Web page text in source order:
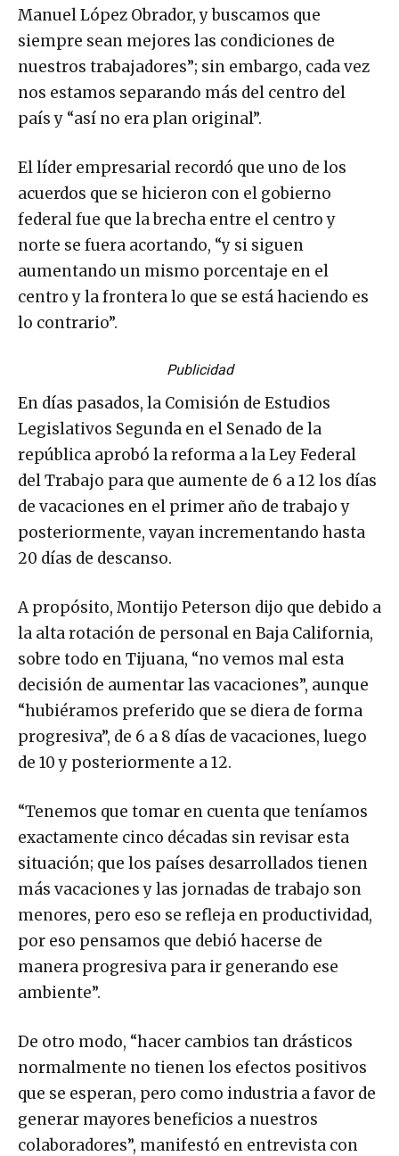
Manuel López Obrador, y buscamos que
siempre sean mejores las condiciones de
nuestros trabajadores”; sin embargo, cada vez
nos estamos separando más del centro del
país y “así no era plan original”.
El líder empresarial recordó que uno de los
acuerdos que se hicieron con el gobierno
federal fue que la brecha entre el centro y
norte se fuera acortando, “y si siguen
aumentando un mismo porcentaje en el
centro y la frontera lo que se está haciendo es
lo contrario”.
Publicidad
En días pasados, la Comisión de Estudios
Legislativos Segunda en el Senado de la
república aprobó la reforma a la Ley Federal
del Trabajo para que aumente de 6 a 12 los días
de vacaciones en el primer año de trabajo y
posteriormente, vayan incrementando hasta
20 días de descanso.
A propósito, Montijo Peterson dijo que debido a
la alta rotación de personal en Baja California,
sobre todo en Tijuana, “no vemos mal esta
decisión de aumentar las vacaciones”, aunque
“hubiéramos preferido que se diera de forma
progresiva”, de 6 a 8 días de vacaciones, luego
de 10 y posteriormente a 12.
“Tenemos que tomar en cuenta que teníamos
exactamente cinco décadas sin revisar esta
situación; que los países desarrollados tienen
más vacaciones y las jornadas de trabajo son
menores, pero eso se refleja en productividad,
por eso pensamos que debió hacerse de
manera progresiva para ir generando ese
ambiente”.
De otro modo, “hacer cambios tan drásticos
normalmente no tienen los efectos positivos
que se esperan, pero como industria a favor de
generar mayores beneficios a nuestros
colaboradores”, manifestó en entrevista con